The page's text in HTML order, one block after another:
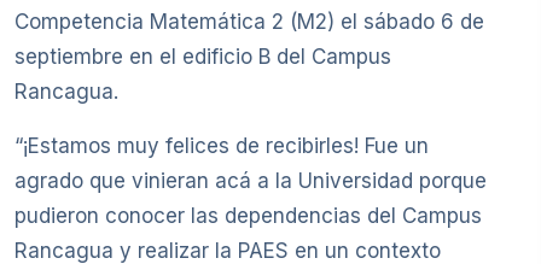
Competencia Matemática 2 (M2) el sábado 6 de
septiembre en el edificio B del Campus
Rancagua.
“¡Estamos muy felices de recibirles! Fue un
agrado que vinieran acá a la Universidad porque
pudieron conocer las dependencias del Campus
Rancagua y realizar la PAES en un contexto